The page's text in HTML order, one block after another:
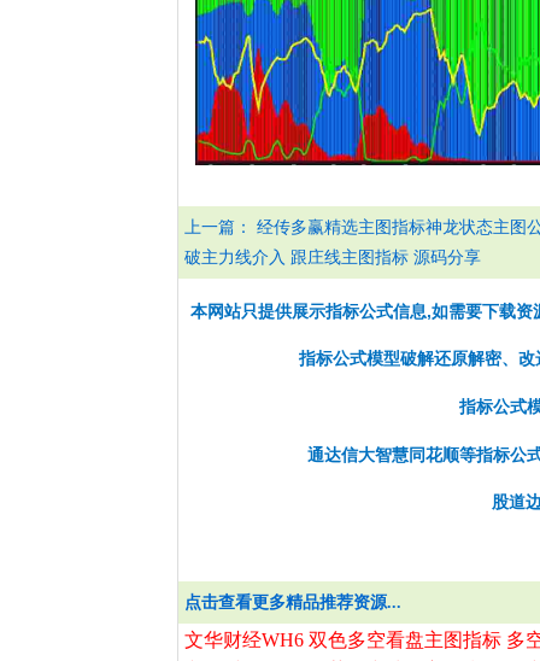
上一篇： 经传多赢精选主图指标神龙状态主图
破主力线介入 跟庄线主图指标 源码分享
本网站只提供展示指标公式信息,如需要下载资
指标公式模型破解还原解密、
指标公式
通达信大智慧同花顺等指标公
股道
点击查看更多精品推荐资源...
文华财经WH6 双色多空看盘主图指标 多